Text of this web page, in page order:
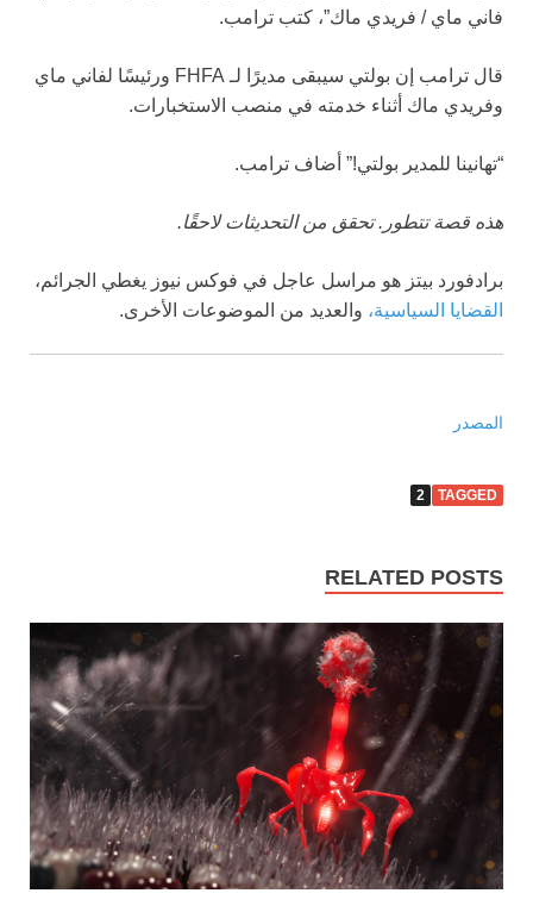
فاني ماي / فريدي ماك”، كتب ترامب.
قال ترامب إن بولتي سيبقى مديرًا لـ FHFA ورئيسًا لفاني ماي
وفريدي ماك أثناء خدمته في منصب الاستخبارات.
“تهانينا للمدير بولتي!” أضاف ترامب.
هذه قصة تتطور. تحقق من التحديثات لاحقًا.
برادفورد بيتز هو مراسل عاجل في فوكس نيوز يغطي الجرائم،
القضايا السياسية، والعديد من الموضوعات الأخرى.
المصدر
TAGGED
2
RELATED POSTS